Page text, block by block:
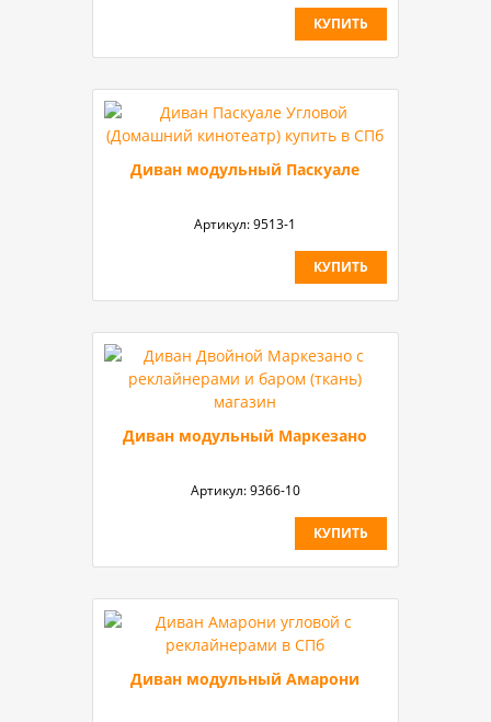
КУПИТЬ
Диван модульный Паскуале
Артикул:9513-1
КУПИТЬ
Диван модульный Маркезано
Артикул:9366-10
КУПИТЬ
Диван модульный Амарони